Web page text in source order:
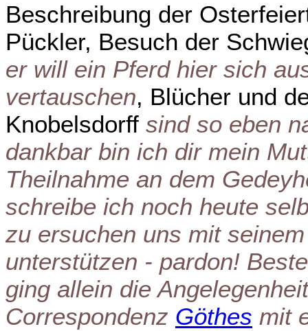
Beschreibung der
Pückler, Besuch der
er will ein Pferd hier sich
vertauschen, Blücher und
Knobelsdorff sind so eben
dankbar bin ich dir mein
Theilnahme an dem
schreibe ich noch heute
zu ersuchen uns mit
unterstützen - pardon!
ging allein die
Correspondenz Göthes mit